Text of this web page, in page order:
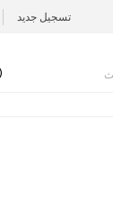
تسجيل جديد